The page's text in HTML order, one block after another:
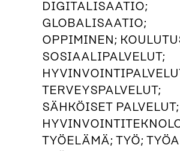
DIGITALISAATIO;
GLOBALISAATIO;
OPPIMINEN;
SOSIAALIPALVELUT;
TERVEYSPALVELUT;
SÄHKÖISET PALVELUT;
TYÖELÄMÄ; TYÖ;